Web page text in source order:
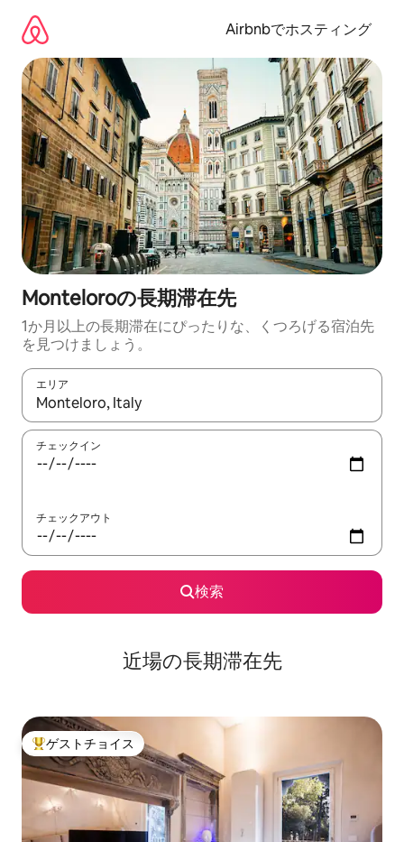
Airbnbでホスティング
Monteloroの長期滞在先
1か月以上の長期滞在にぴったりな、くつろげる宿泊先
を見つけましょう。
エリア
検索結果が表示されたら、上下の矢印キーを使って移動するか
チェックイン
チェックアウト
検索
近場の長期滞在先
大好評のゲストチョイスです。
ゲストチョイス